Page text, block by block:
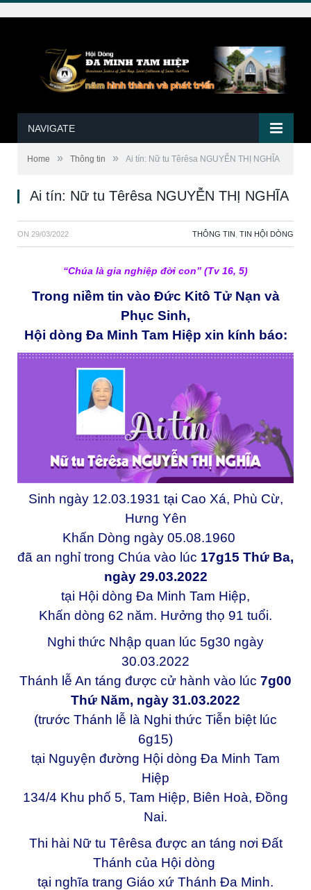
NAVIGATE
Home » Thông tin » Ai tín: Nữ tu Têrêsa NGUYỄN THỊ NGHĨA
Ai tín: Nữ tu Têrêsa NGUYỄN THỊ NGHĨA
ON 29/03/2022 THÔNG TIN TIN HỘI DÒNG
“Chúa là gia nghiệp đời con” (Tv 16, 5)
Trong niềm tin vào Đức Kitô Tử Nạn và
Phục Sinh,
Hội dòng Đa Minh Tam Hiệp xin kính báo:
Sinh ngày 12.03.1931 tại Cao Xá, Phù Cừ,
Hưng Yên
Khấn Dòng ngày 05.08.1960
đã an nghỉ trong Chúa vào lúc 17g15 Thứ Ba,
ngày 29.03.2022
tại Hội dòng Đa Minh Tam Hiệp,
Khấn dòng 62 năm. Hưởng thọ 91 tuổi.
Nghi thức Nhập quan lúc 5g30 ngày
30.03.2022
Thánh lễ An táng được cử hành vào lúc 7g00
Thứ Năm, ngày 31.03.2022
(trước Thánh lễ là Nghi thức Tiễn biệt lúc
6g15)
tại Nguyện đường Hội dòng Đa Minh Tam
Hiệp
134/4 Khu phố 5, Tam Hiệp, Biên Hoà, Đồng
Nai.
Thi hài Nữ tu Têrêsa được an táng nơi Đất
Thánh của Hội dòng
tại nghĩa trang Giáo xứ Thánh Đa Minh.